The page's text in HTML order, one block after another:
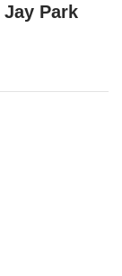
Park